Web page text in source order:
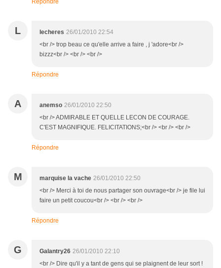
Répondre
L lecheres 26/01/2010 22:54
<br /> trop beau ce qu'elle arrive a faire , j 'adore<br />
bizzz<br /> <br /> <br />
Répondre
A anemso 26/01/2010 22:50
<br /> ADMIRABLE ET QUELLE LECON DE COURAGE.
C'EST MAGNIFIQUE. FELICITATIONS;<br /> <br /> <br />
Répondre
M marquise la vache 26/01/2010 22:50
<br /> Merci à toi de nous partager son ouvrage<br /> je file lui
faire un petit coucou<br /> <br /> <br />
Répondre
G Galantry26 26/01/2010 22:10
<br /> Dire qu'il y a tant de gens qui se plaignent de leur sort !